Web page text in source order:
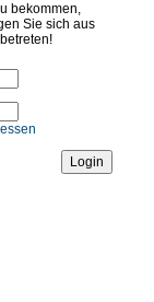
bekommen,
Sie sich aus